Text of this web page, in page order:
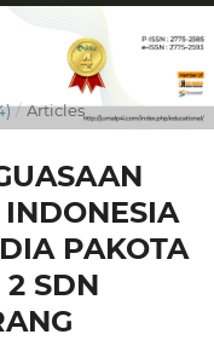
/ Articles
PAKOTA
SDN